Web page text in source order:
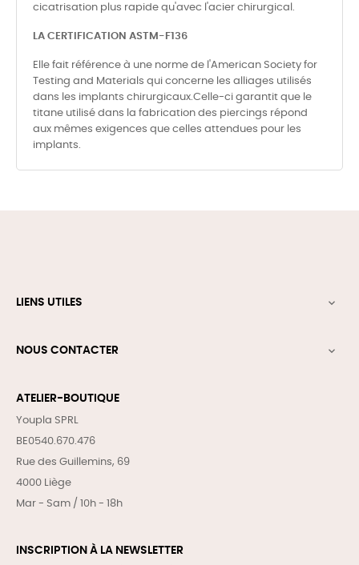
cicatrisation plus rapide qu'avec l'acier chirurgical.
LA CERTIFICATION ASTM-F136
Elle fait référence à une norme de l'American Society for
Testing and Materials qui concerne les alliages utilisés
dans les implants chirurgicaux.Celle-ci garantit que le
titane utilisé dans la fabrication des piercings répond
aux mêmes exigences que celles attendues pour les
implants.
LIENS UTILES 
NOUS CONTACTER 
ATELIER-BOUTIQUE
Youpla SPRL
BE0540.670.476
Rue des Guillemins, 69
4000 Liège
Mar - Sam / 10h - 18h
INSCRIPTION À LA NEWSLETTER